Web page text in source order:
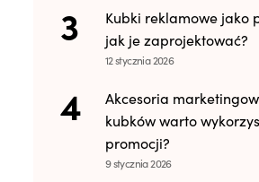
Kubki reklamowe jako
jak je zaprojektować?
12 stycznia 2026
Akcesoria
kubków warto
promocji?
9 stycznia 2026